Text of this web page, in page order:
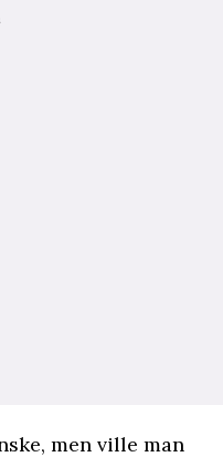
men ville man